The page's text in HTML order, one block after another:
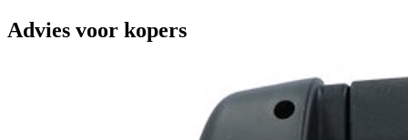
Advies voor kopers